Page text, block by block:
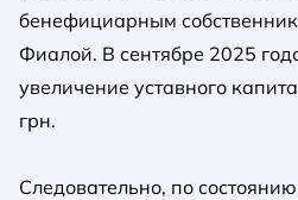
бенефициарным
Фиалой. В сентябре 2025
увеличение уставного
грн.
Следовательно, по